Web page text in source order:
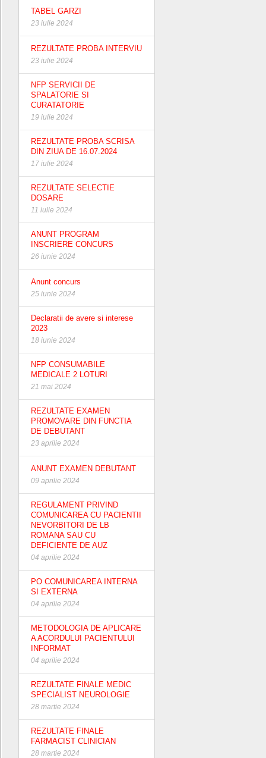
TABEL GARZI
23 iulie 2024
REZULTATE PROBA INTERVIU
23 iulie 2024
NFP SERVICII DE
SPALATORIE SI
CURATATORIE
19 iulie 2024
REZULTATE PROBA SCRISA
DIN ZIUA DE 16.07.2024
17 iulie 2024
REZULTATE SELECTIE
DOSARE
11 iulie 2024
ANUNT PROGRAM
INSCRIERE CONCURS
26 iunie 2024
Anunt concurs
25 iunie 2024
Declaratii de avere si interese
2023
18 iunie 2024
NFP CONSUMABILE
MEDICALE 2 LOTURI
21 mai 2024
REZULTATE EXAMEN
PROMOVARE DIN FUNCTIA
DE DEBUTANT
23 aprilie 2024
ANUNT EXAMEN DEBUTANT
09 aprilie 2024
REGULAMENT PRIVIND
COMUNICAREA CU PACIENTII
NEVORBITORI DE LB
ROMANA SAU CU
DEFICIENTE DE AUZ
04 aprilie 2024
PO COMUNICAREA INTERNA
SI EXTERNA
04 aprilie 2024
METODOLOGIA DE APLICARE
A ACORDULUI PACIENTULUI
INFORMAT
04 aprilie 2024
REZULTATE FINALE MEDIC
SPECIALIST NEUROLOGIE
28 martie 2024
REZULTATE FINALE
FARMACIST CLINICIAN
28 martie 2024